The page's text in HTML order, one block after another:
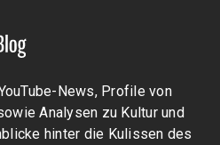
News, Profile von
Analysen zu Kultur und
hinter die Kulissen des